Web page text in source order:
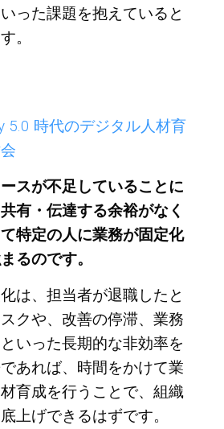
った課題を抱えていると
。
5.0 時代のデジタル人材育
スが不足していることに
有・伝達する余裕がなく
特定の人に業務が固定化
るのです。
は、担当者が退職したと
クや、改善の停滞、業務
いった長期的な非効率を
あれば、時間をかけて業
育成を行うことで、組織
上げできるはずです。